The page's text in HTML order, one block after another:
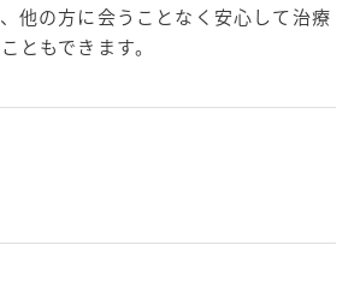
他の方に会うことなく安心して治療
ともできます。